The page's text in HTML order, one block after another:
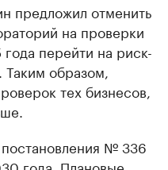
предложил отменить
на проверки
перейти на риск-
образом,
тех бизнесов,
№ 336